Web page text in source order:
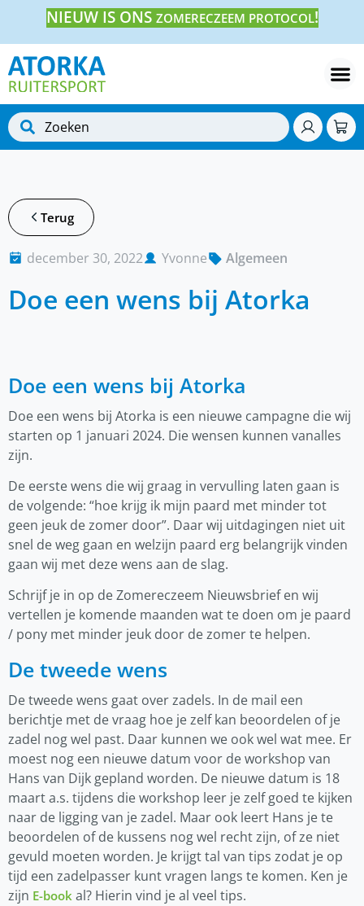
NIEUW IS ONS ZOMERECZEEM PROTOCOL!
Terug
december 30, 2022 Yvonne Algemeen
Doe een wens bij Atorka
Doe een wens bij Atorka
Doe een wens bij Atorka is een nieuwe campagne die wij
starten op 1 januari 2024. Die wensen kunnen vanalles
zijn.
De eerste wens die wij graag in vervulling laten gaan is
de volgende: “hoe krijg ik mijn paard met minder tot
geen jeuk de zomer door”. Daar wij uitdagingen niet uit
snel de weg gaan en welzijn paard erg belangrijk vinden
gaan wij met deze wens aan de slag.
Schrijf je in op de Zomereczeem Nieuwsbrief en wij
vertellen je komende maanden wat te doen om je paard
/ pony met minder jeuk door de zomer te helpen.
De tweede wens
De tweede wens gaat over zadels. In de mail een
berichtje met de vraag hoe je zelf kan beoordelen of je
zadel nog wel past. Daar kunnen we ook wel wat mee. Er
moest nog een nieuwe datum voor de workshop van
Hans van Dijk gepland worden. De nieuwe datum is 18
maart a.s. tijdens die workshop leer je zelf goed te kijken
naar de ligging van je zadel. Maar ook leert Hans je te
beoordelen of de kussens nog wel recht zijn, of ze niet
gevuld moeten worden. Je krijgt tal van tips zodat je op
tijd een zadelpasser kunt vragen langs te komen. Ken je
zijn E-book al? Hierin vind je al veel tips.